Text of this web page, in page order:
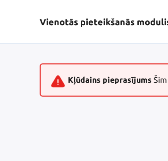
Vienotās pieteikšanās
Kļūdains pieprasījums